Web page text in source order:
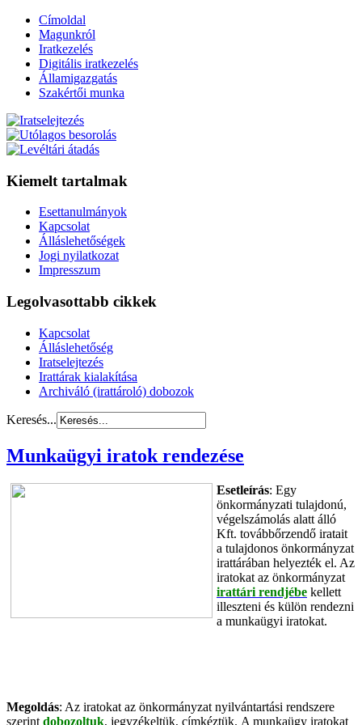
Címoldal
Magunkról
Iratkezelés
Digitális iratkezelés
Államigazgatás
Szakértői munka
Kiemelt tartalmak
Esettanulmányok
Kapcsolat
Álláslehetőségek
Jogi nyilatkozat
Impresszum
Legolvasottabb cikkek
Kapcsolat
Álláslehetőség
Iratselejtezés
Irattárak kialakítása
Archiváló (irattároló) dobozok
Keresés...
Munkaügyi iratok rendezése
Esetleírás: Egy
önkormányzati tulajdonú,
végelszámolás alatt álló
Kft. továbbőrzendő iratait
a tulajdonos önkormányzat
irattárában helyezték el. Az
iratokat az önkormányzat
irattári rendjébe kellett
illeszteni és külön rendezni
a munkaügyi iratokat.
Megoldás: Az iratokat az önkormányzat nyilvántartási rendszere
szerint dobozoltuk, jegyzékeltük, címkéztük. A munkaügy iratokat